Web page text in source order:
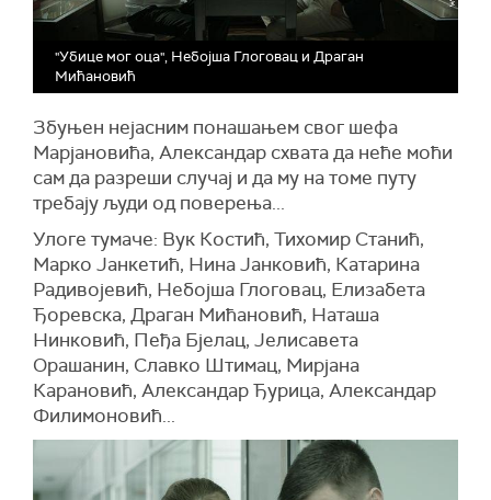
"Убице мог оца", Небојша Глоговац и Драган
Мићановић
Збуњен нејасним понашањем свог шефа
Марјановића, Александар схвата да неће моћи
сам да разреши случај и да му на томе путу
требају људи од поверења...
Улоге тумаче: Вук Костић, Тихомир Станић,
Марко Јанкетић, Нина Јанковић, Катарина
Радивојевић, Небојша Глоговац, Елизабета
Ђоревска, Драган Мићановић, Наташа
Нинковић, Пеђа Бјелац, Јелисавета
Орашанин, Славко Штимац, Мирјана
Карановић, Александар Ђурица, Александар
Филимоновић...